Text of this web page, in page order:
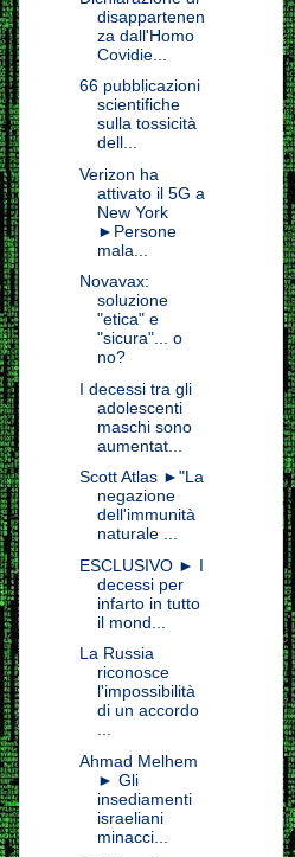
disappartenen
za dall'Homo
Covidie...
66 pubblicazioni
scientifiche
sulla tossicità
dell...
Verizon ha
attivato il 5G a
New York
►Persone
mala...
Novavax:
soluzione
"etica" e
"sicura"... o
no?
I decessi tra gli
adolescenti
maschi sono
aumentat...
Scott Atlas ►"La
negazione
dell'immunità
naturale ...
ESCLUSIVO ► I
decessi per
infarto in tutto
il mond...
La Russia
riconosce
l'impossibilità
di un accordo
...
Ahmad Melhem
► Gli
insediamenti
israeliani
minacci...